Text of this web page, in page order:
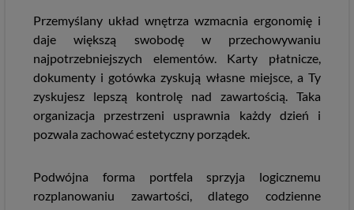
Przemyślany układ wnętrza wzmacnia ergonomię i
daje większą swobodę w przechowywaniu
najpotrzebniejszych elementów. Karty płatnicze,
dokumenty i gotówka zyskują własne miejsce, a Ty
zyskujesz lepszą kontrolę nad zawartością. Taka
organizacja przestrzeni usprawnia każdy dzień i
pozwala zachować estetyczny porządek.
Podwójna forma portfela sprzyja logicznemu
rozplanowaniu zawartości, dlatego codzienne